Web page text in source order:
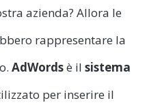
azienda? Allora le
rappresentare la
AdWordsè il sistema
per inserire il